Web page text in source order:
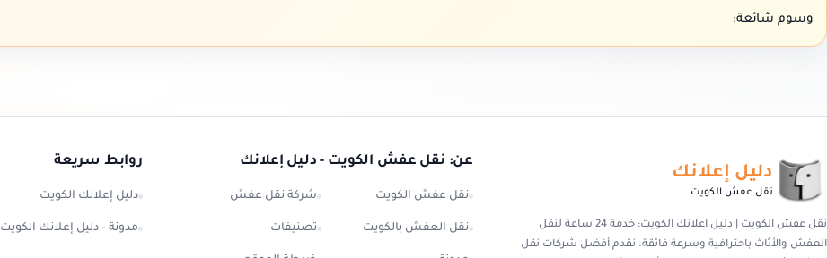
وسوم شائعة:
دليل إعلانك
نقل عفش الكويت
نقل عفش الكويت | دليل اعلانك الكويت: خدمة 24 ساعة لنقل
العفش والأثاث باحترافية وسرعة فائقة. نقدم أفضل شركات نقل
عن: نقل عفش الكويت - دليل إعلانك
نقل عفش الكويت شركة نقل عفش
نقل العفش بالكويت تصنيفات
روابط سريعة
دليل إعلانك الكويت
مدونة – دليل إعلانك الكويت